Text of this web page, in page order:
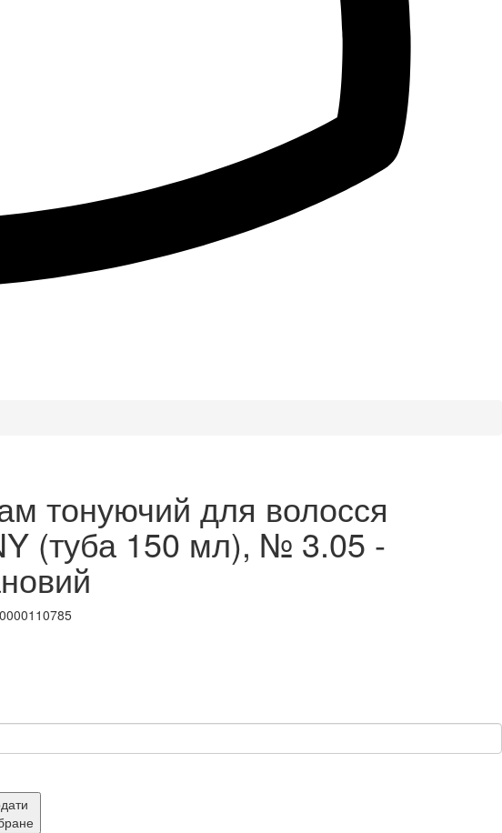
тонуючий для волосся
(туба 150 мл), № 3.05 -